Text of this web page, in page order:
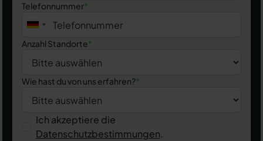
Telefonnummer*
Anzahl Standorte*
Wie hast du von uns erfahren?*
Ich akzeptiere die
Datenschutzbestimmungen.